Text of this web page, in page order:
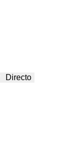
Directo